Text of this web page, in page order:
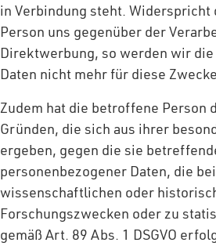
in Verbindung steht.
Person uns gegenüber der
Direktwerbung, so werden wir
Daten nicht mehr für diese
Zudem hat die betroffene Person
Gründen, die sich aus ihrer
ergeben, gegen die sie
personenbezogener Daten, die
wissenschaftlichen oder
Forschungszwecken oder zu
gemäß Art. 89 Abs. 1 DSGVO